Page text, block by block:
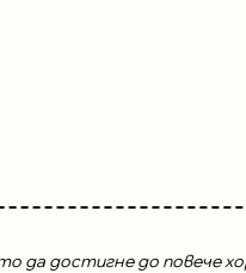
да достигне до повече